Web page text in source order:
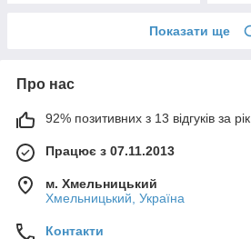
Показати ще
Про нас
92% позитивних з 13 відгуків за рік
Працює з 07.11.2013
м. Хмельницький
Хмельницький, Україна
Контакти